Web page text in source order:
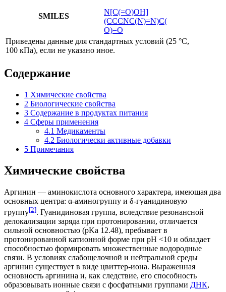
SMILES
N[C(=O)OH]
(CCCNC(N)=N)C(
O)=O
Приведены данные для стандартных условий (25 °C,
100 кПа), если не указано иное.
Содержание
1 Химические свойства
2 Биологические свойства
3 Содержание в продуктах питания
4 Сферы применения
4.1 Медикаменты
4.2 Биологически активные добавки
5 Примечания
Химические свойства
Аргинин — аминокислота основного характера, имеющая два
основных центра: α-аминогруппу и δ-гуанидиновую
группу[2]. Гуанидиновая группа, вследствие резонансной
делокализации заряда при протонировании, отличается
сильной основностью (pKa 12.48), пребывает в
протонированной катионной форме при pH <10 и обладает
способностью формировать множественные водородные
связи. В условиях слабощелочной и нейтральной среды
аргинин существует в виде цвиттер-иона. Выраженная
основность аргинина и, как следствие, его способность
образовывать ионные связи с фосфатными группами ДНК,